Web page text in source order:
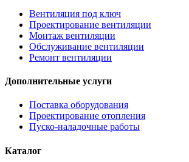
Вентиляция под ключ
Проектирование вентиляции
Монтаж вентиляции
Обслуживание вентиляции
Ремонт вентиляции
Дополнительные услуги
Поставка оборудования
Проектирование отопления
Пуско-наладочные работы
Каталог